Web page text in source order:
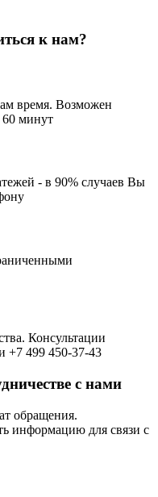
к нам?
время. Возможен
60 минут
- в 90% случаев Вы
Консультации
+7 499 450-37-43
с нами
обращения.
информацию для связи с